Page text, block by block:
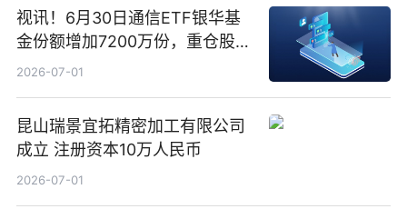
视讯！6月30日通信ETF银华基
金份额增加7200万份，重仓股新
易盛、中际旭创、立讯精密
2026-07-01
昆山瑞景宜拓精密加工有限公司
成立 注册资本10万人民币
2026-07-01